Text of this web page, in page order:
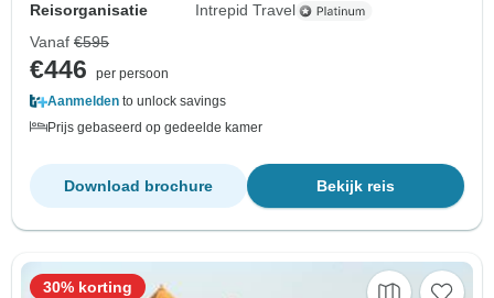
Reisorganisatie
Intrepid Travel
Vanaf €595
€446
per persoon
Aanmelden to unlock savings
Prijs gebaseerd op gedeelde kamer
Bekijk reis
Download brochure
30% korting